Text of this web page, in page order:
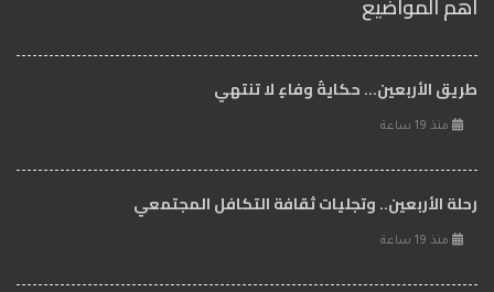
طريق الأربعين... حكايةُ وفاءٍ لا تنتهي
منذ 19 ساعة
رحلة الأربعين.. وتجليات ثقافة التكافل المجتمعي
منذ 19 ساعة